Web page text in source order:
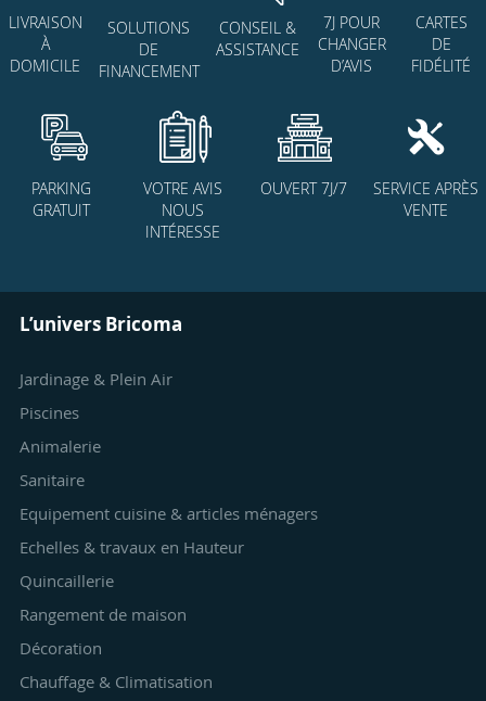
LIVRAISON
À
DOMICILE
SOLUTIONS
DE
FINANCEMENT
CONSEIL &
ASSISTANCE
7J POUR
CHANGER
D’AVIS
CARTES
DE
FIDÉLITÉ
PARKING
GRATUIT
VOTRE AVIS
NOUS
INTÉRESSE
OUVERT 7J/7
SERVICE APRÈS
VENTE
L’univers Bricoma
Jardinage & Plein Air
Piscines
Animalerie
Sanitaire
Equipement cuisine & articles ménagers
Echelles & travaux en Hauteur
Quincaillerie
Rangement de maison
Décoration
Chauffage & Climatisation